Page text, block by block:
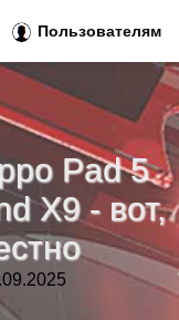
Pad 5
X9 - вот,
Пользователям